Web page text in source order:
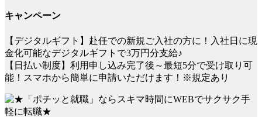
キャンペーン
【デジタルギフト】赴任での新規ご入社の方に！入社日に現
金化可能なデジタルギフトで3万円分支給♪
【日払い制度】利用申し込み完了後～最短5分で受け取り可
能！スマホから簡単に申請いただけます！※規定あり